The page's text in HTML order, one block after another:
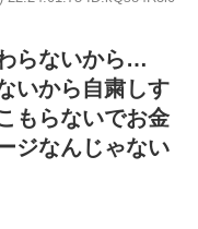
らないから…
いから自粛しす
もらないでお金
ジなんじゃない